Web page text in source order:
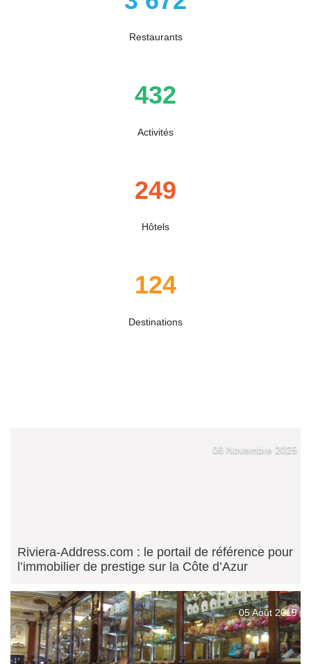
Restaurants
432
Activités
249
Hôtels
124
Destinations
06 Novembre 2025
Riviera-Address.com : le portail de référence pour
l’immobilier de prestige sur la Côte d’Azur
05 Août 2019